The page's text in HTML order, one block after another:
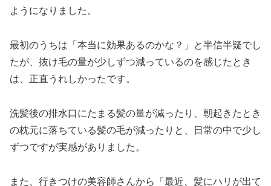
ようになりました。
最初のうちは「本当に効果あるのかな？」と半信半疑でし
たが、抜け毛の量が少しずつ減っているのを感じたとき
は、正直うれしかったです。
洗髪後の排水口にたまる髪の量が減ったり、朝起きたとき
の枕元に落ちている髪の毛が減ったりと、日常の中で少し
ずつですが実感がありました。
また、行きつけの美容師さんから「最近、髪にハリが出て